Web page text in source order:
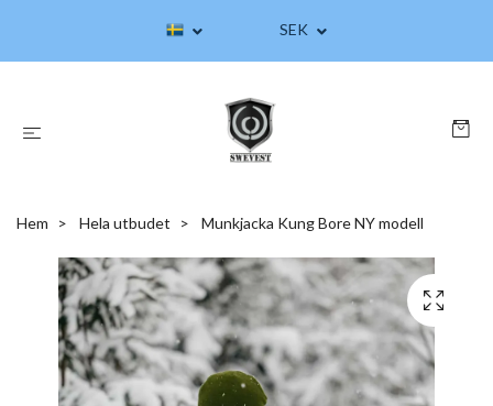
SEK
Hem Hela utbudet Munkjacka Kung Bore NY modell